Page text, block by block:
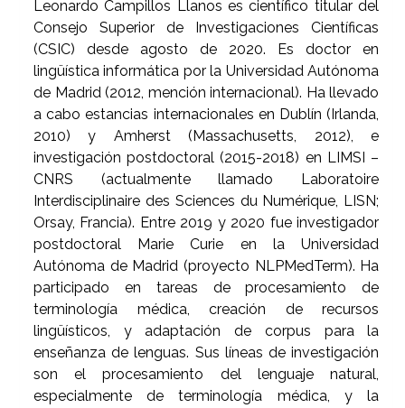
Leonardo Campillos Llanos es científico titular del
Consejo Superior de Investigaciones Científicas
(CSIC) desde agosto de 2020. Es doctor en
lingüística informática por la Universidad Autónoma
de Madrid (2012, mención internacional). Ha llevado
a cabo estancias internacionales en Dublín (Irlanda,
2010) y Amherst (Massachusetts, 2012), e
investigación postdoctoral (2015-2018) en LIMSI –
CNRS (actualmente llamado Laboratoire
Interdisciplinaire des Sciences du Numérique, LISN;
Orsay, Francia). Entre 2019 y 2020 fue investigador
postdoctoral Marie Curie en la Universidad
Autónoma de Madrid (proyecto NLPMedTerm). Ha
participado en tareas de procesamiento de
terminología médica, creación de recursos
lingüísticos, y adaptación de corpus para la
enseñanza de lenguas. Sus líneas de investigación
son el procesamiento del lenguaje natural,
especialmente de terminología médica, y la